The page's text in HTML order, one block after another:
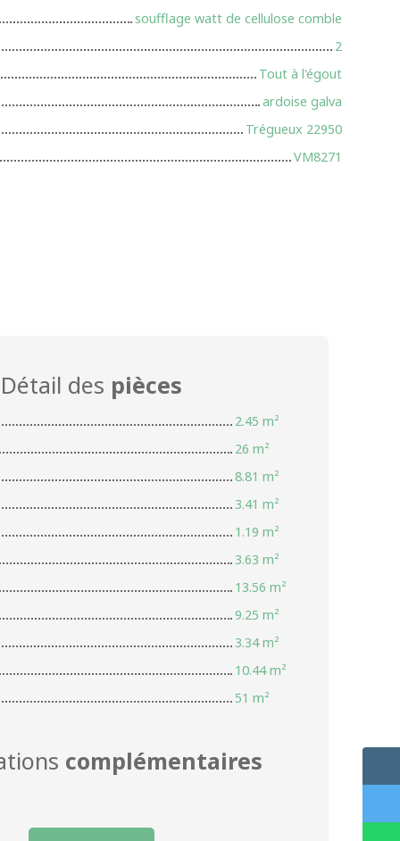
soufflage watt de cellulose comble
2
Tout à l'égout
ardoise galva
Trégueux 22950
VM8271
Détail des pièces
2.45 m²
26 m²
8.81 m²
3.41 m²
1.19 m²
3.63 m²
13.56 m²
9.25 m²
3.34 m²
10.44 m²
51 m²
complémentaires